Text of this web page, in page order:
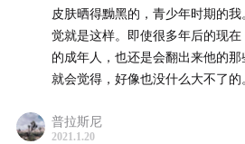
皮肤晒得黝黑的，青少年时期的
觉就是这样。即使很多年后的现
的成年人，也还是会翻出来他的
就会觉得，好像也没什么大不了的
普拉斯尼
2021.1.20